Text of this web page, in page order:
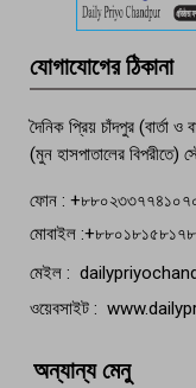
যোগাযোগের ঠিকানা
দৈনিক প্রিয় চাঁদপুর (বার্তা
(মুন হাসপাতালের বিপরীতে)
ফোন :
মোবাইল
মেইল :
ওয়েবসাইট :
অন্যান্য মেনু